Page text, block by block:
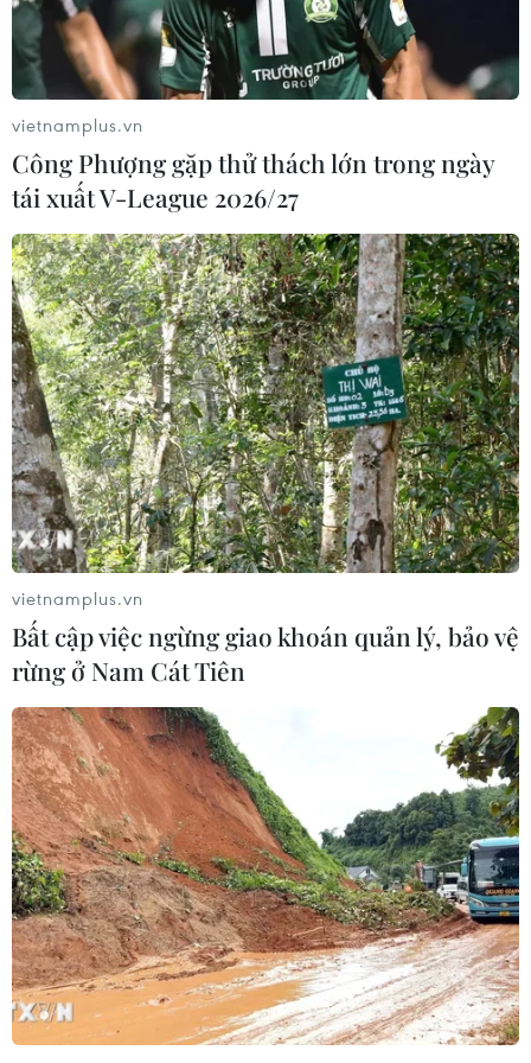
Long, vịnh di sản thiên nhiên thế giới Hạ Long
và các địa danh nổi tiếng của Quảng Ninh ra
toàn cầu.
Chiếc thuyền buồm mang tên "Ha Long Bay, Viet
Nam" tham gia suốt hành trình của giải đua
vòng quanh thế giới cũng giúp quảng bá tới
toàn cầu thương hiệu vịnh Hạ Long - Di sản
Thiên nhiên Thế giới./.
(TTXVN/Vietnam+)
#Quảng Ninh
#Giải đua thuyền buồm vòng quanh thế giới Clipper Race
#Hạ Long
#Đội đua thuyền Quảng Ninh
Theo dõi VietnamPlus
vietnamplus.vn
Công Phượng gặp thử thách lớn trong ngày
tái xuất V-League 2026/27
vietnamplus.vn
Bất cập việc ngừng giao khoán quản lý, bảo vệ
rừng ở Nam Cát Tiên